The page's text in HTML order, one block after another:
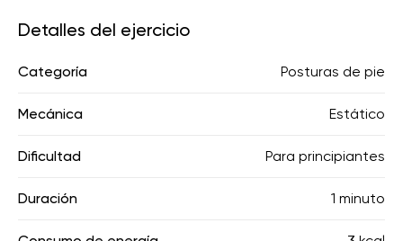
Detalles del ejercicio
Categoría Posturas de pie
Mecánica Estático
Dificultad Para principiantes
Duración 1 minuto